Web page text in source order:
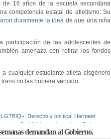
de 16 años de la escuela secundaria
competencia estatal de atletismo. Su
duramente la idea de que una niña
participación de las adolescentes de
amenaza con retirar los fondos
a cualquier estudiante-atleta cisgénero
no las hubiera vencido.
Derecho y política Harmeet
trans Prohibiciones deportivas
Rob
demandan al Gobierno.